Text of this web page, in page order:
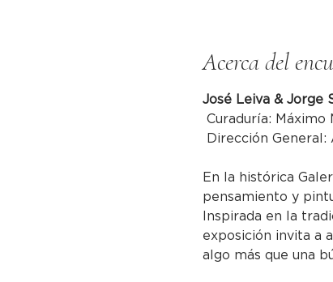
Acerca del
José Leiva & Jorge
Curaduría: Máximo
Dirección General:
En la histórica
pensamiento y
Inspirada en la
exposición invita a
algo más que una